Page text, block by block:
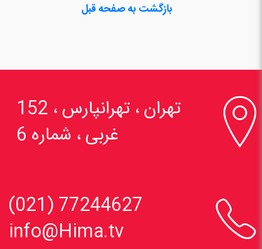
بازگشت به صفحه قبل

تهران ، تهرانپارس ، 152
غربی ، شماره 6

77244627 (021)
info@Hima.tv